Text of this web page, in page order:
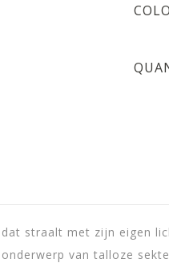
Cm
straalt met zijn eigen
van talloze